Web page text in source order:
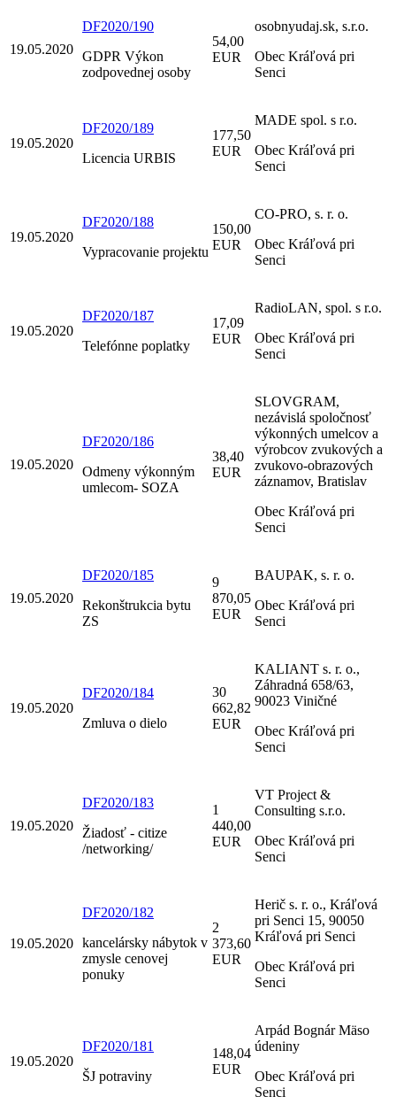
19.05.2020
DF2020/190
GDPR Výkon
zodpovednej osoby
54,00
EUR
osobnyudaj.sk, s.r.o.
Obec Kráľová pri
Senci
19.05.2020
DF2020/189
Licencia URBIS
177,50
EUR
MADE spol. s r.o.
Obec Kráľová pri
Senci
19.05.2020
DF2020/188
Vypracovanie projektu
150,00
EUR
CO-PRO, s. r. o.
Obec Kráľová pri
Senci
19.05.2020
DF2020/187
Telefónne poplatky
17,09
EUR
RadioLAN, spol. s r.o.
Obec Kráľová pri
Senci
19.05.2020
DF2020/186
Odmeny výkonným
umlecom- SOZA
38,40
EUR
SLOVGRAM,
nezávislá spoločnosť
výkonných umelcov a
výrobcov zvukových a
zvukovo-obrazových
záznamov, Bratislav
Obec Kráľová pri
Senci
19.05.2020
DF2020/185
Rekonštrukcia bytu
ZS
9
870,05
EUR
BAUPAK, s. r. o.
Obec Kráľová pri
Senci
19.05.2020
DF2020/184
Zmluva o dielo
30
662,82
EUR
KALIANT s. r. o.,
Záhradná 658/63,
90023 Viničné
Obec Kráľová pri
Senci
19.05.2020
DF2020/183
Žiadosť - citize
/networking/
1
440,00
EUR
VT Project &
Consulting s.r.o.
Obec Kráľová pri
Senci
19.05.2020
DF2020/182
kancelársky nábytok v
zmysle cenovej
ponuky
2
373,60
EUR
Herič s. r. o., Kráľová
pri Senci 15, 90050
Kráľová pri Senci
Obec Kráľová pri
Senci
19.05.2020
DF2020/181
ŠJ potraviny
148,04
EUR
Arpád Bognár Mäso
údeniny
Obec Kráľová pri
Senci